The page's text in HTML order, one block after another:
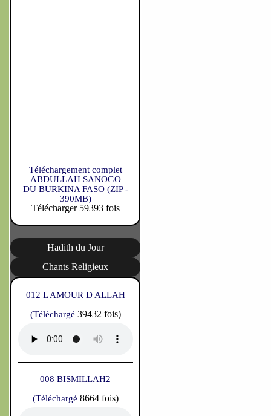
Téléchargement complet
ABDULLAH SANOGO
DU BURKINA FASO (ZIP -
390MB)
Télécharger 59393 fois
Hadith du Jour
Chants Religieux
012 L AMOUR D ALLAH
(Téléchargé 39432 fois)
008 BISMILLAH2
(Téléchargé 8664 fois)